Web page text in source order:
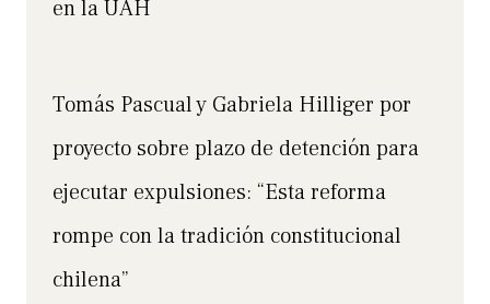
en la UAH
Tomás Pascual y Gabriela Hilliger por
proyecto sobre plazo de detención para
ejecutar expulsiones: “Esta reforma
rompe con la tradición constitucional
chilena”